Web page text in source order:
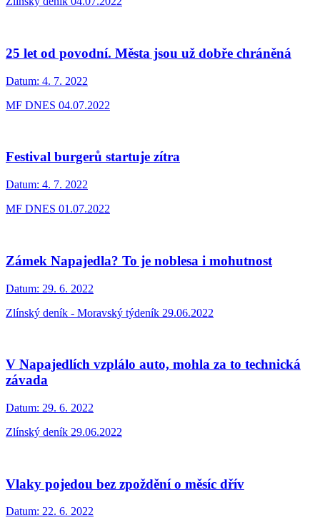
25 let od povodní. Města jsou už dobře chráněná
Datum: 4. 7. 2022
MF DNES 04.07.2022
Festival burgerů startuje zítra
Datum: 4. 7. 2022
MF DNES 01.07.2022
Zámek Napajedla? To je noblesa i mohutnost
Datum: 29. 6. 2022
Zlínský deník - Moravský týdeník 29.06.2022
V Napajedlích vzplálo auto, mohla za to technická
závada
Datum: 29. 6. 2022
Zlínský deník 29.06.2022
Vlaky pojedou bez zpoždění o měsíc dřív
Datum: 22. 6. 2022